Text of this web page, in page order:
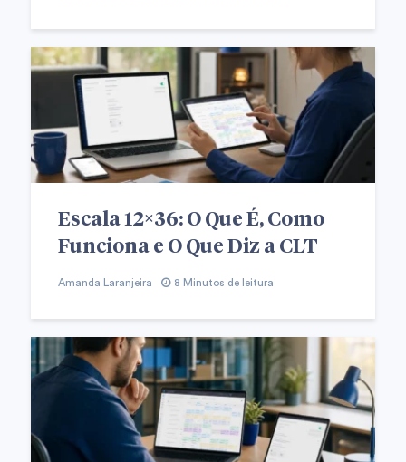
Escala 12×36: O Que É, Como
Funciona e O Que Diz a CLT
Amanda Laranjeira 8 Minutos de leitura